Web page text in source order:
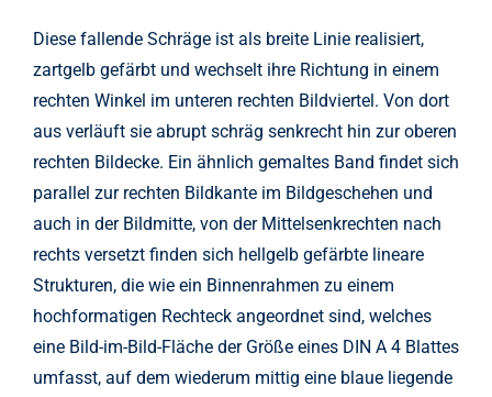
Diese fallende Schräge ist als breite Linie realisiert,
zartgelb gefärbt und wechselt ihre Richtung in einem
rechten Winkel im unteren rechten Bildviertel. Von dort
aus verläuft sie abrupt schräg senkrecht hin zur oberen
rechten Bildecke. Ein ähnlich gemaltes Band findet sich
parallel zur rechten Bildkante im Bildgeschehen und
auch in der Bildmitte, von der Mittelsenkrechten nach
rechts versetzt finden sich hellgelb gefärbte lineare
Strukturen, die wie ein Binnenrahmen zu einem
hochformatigen Rechteck angeordnet sind, welches
eine Bild-im-Bild-Fläche der Größe eines DIN A 4 Blattes
umfasst, auf dem wiederum mittig eine blaue liegende